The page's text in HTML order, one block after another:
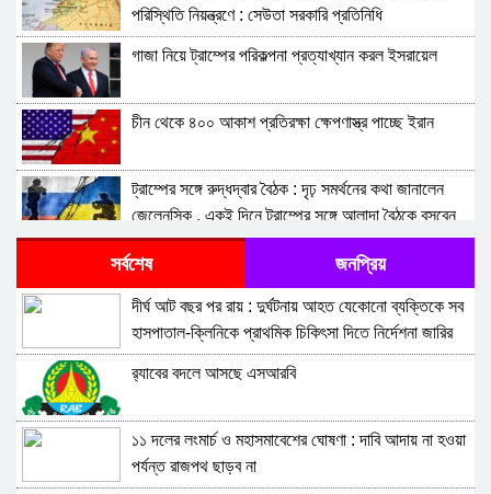
পরিস্থিতি নিয়ন্ত্রণে : সেউতা সরকারি প্রতিনিধি
গাজা নিয়ে ট্রাম্পের পরিকল্পনা প্রত্যাখ্যান করল ইসরায়েল
চীন থেকে ৪০০ আকাশ প্রতিরক্ষা ক্ষেপণাস্ত্র পাচ্ছে ইরান
ট্রাম্পের সঙ্গে রুদ্ধদ্বার বৈঠক : দৃঢ় সমর্থনের কথা জানালেন
জেলেনস্কি , একই দিনে ট্রাম্পের সঙ্গে আলাদা বৈঠকে বসবেন
জেলেনস্কি ও নেতানিয়াহু
ইরানের যে স্থানে মার্কিন ‘বাংকার-বাস্টার’ বোমাও অকেজো
ব্রিটেনের স্বার্থে ট্রাম্পের সমালোচনা করতেও পিছুপা হব না:
যুক্তরাজ্যের প্রধানমন্ত্রী বার্নহ্যাম
বাংলাদেশসহ ৬০ দেশের পণ্যে যুক্তরাষ্ট্রের নতুন শুল্ক আরোপ
সর্বশেষ জনপ্রিয়
দীর্ঘ আট বছর পর রায় : দুর্ঘটনায় আহত যেকোনো ব্যক্তিকে সব
হাসপাতাল-ক্লিনিকে প্রাথমিক চিকিৎসা দিতে নির্দেশনা জারির
নির্দেশ
র‍্যাবের বদলে আসছে এসআরবি
১১ দলের লংমার্চ ও মহাসমাবেশের ঘোষণা : দাবি আদায় না হওয়া
পর্যন্ত রাজপথ ছাড়ব না